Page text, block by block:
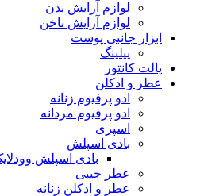
لوازم آرایش بدن
لوازم آرایش ناخن
ابزار جانبی پوست
پیلینگ
پالت کانتور
عطر و ادکلن
ادو پرفیوم زنانه
ادو پرفیوم مردانه
اسپری
بادی اسپلش
بادی اسپلش
عطر جیبی
عطر و ادکلن زنانه